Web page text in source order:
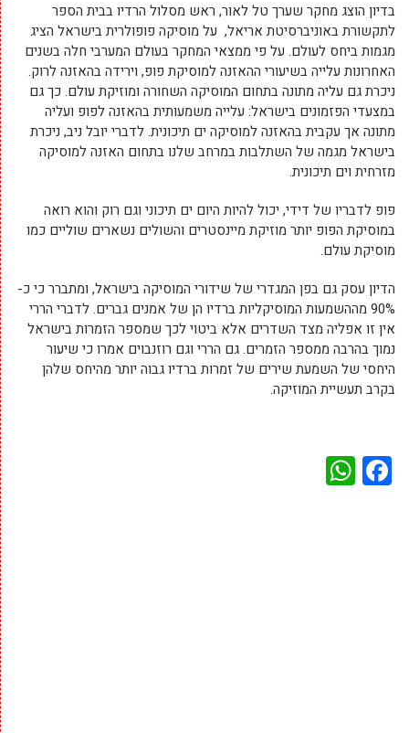
בדיון הוצג מחקר שערך טל לאור, ראש מסלול הרדיו בבית הספר
לתקשורת באוניברסיטת אריאל, על מוסיקה פופולרית בישראל הציג
מגמות ביחס לעולם. על פי ממצאי המחקר בעולם המערבי חלה בשנים
האחרונות עלייה בשיעורי ההאזנה למוסיקת פופ, וירידה בהאזנה לרוק.
ניכרת גם עליה מתונה בתחום המוסיקה השחורה ומוזיקת עולם. כך גם
במצעדי הפזמונים בישראל: עלייה משמעותית בהאזנה לפופ ועליה
מתונה אך עקבית בהאזנה למוסיקה ים תיכונית. לדברי יובל ניב, ניכרת
בישראל מגמה של השתלבות במרחב שלנו בתחום האזנה למוסיקה
מזרחית וים תיכונית.
פופ לדבריו של דידי, יכול להיות היום ים תיכוני וגם רוק והוא רואה
במוסיקת הפופ יותר מוזיקת מיינסטרים והשולים נשארים שוליים כמו
מוסיקת עולם.
הדיון עסק גם בפן המגדרי של שידורי המוסיקה בישראל, ומתברר כי כ-
90% מההשמעות המוסיקליות ברדיו הן של אמנים גברים. לדברי הררי
אין זו אפליה מצד השדרים אלא ביטוי לכך שמספר הזמרות בישראל
נמוך בהרבה ממספר הזמרים. גם הררי וגם רוזנבוים אמרו כי שיעור
היחסי של השמעת שירים של זמרות ברדיו גבוה יותר מהיחס שלהן
בקרב תעשיית המוזיקה.
Facebook